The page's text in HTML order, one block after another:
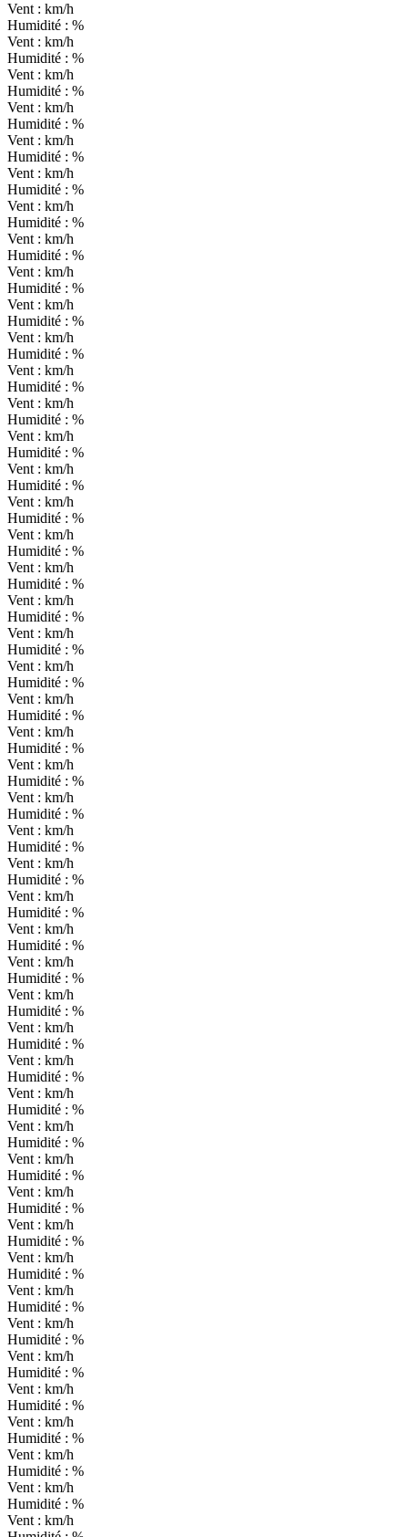
Vent : km/h
Humidité : %
Vent : km/h
Humidité : %
Vent : km/h
Humidité : %
Vent : km/h
Humidité : %
Vent : km/h
Humidité : %
Vent : km/h
Humidité : %
Vent : km/h
Humidité : %
Vent : km/h
Humidité : %
Vent : km/h
Humidité : %
Vent : km/h
Humidité : %
Vent : km/h
Humidité : %
Vent : km/h
Humidité : %
Vent : km/h
Humidité : %
Vent : km/h
Humidité : %
Vent : km/h
Humidité : %
Vent : km/h
Humidité : %
Vent : km/h
Humidité : %
Vent : km/h
Humidité : %
Vent : km/h
Humidité : %
Vent : km/h
Humidité : %
Vent : km/h
Humidité : %
Vent : km/h
Humidité : %
Vent : km/h
Humidité : %
Vent : km/h
Humidité : %
Vent : km/h
Humidité : %
Vent : km/h
Humidité : %
Vent : km/h
Humidité : %
Vent : km/h
Humidité : %
Vent : km/h
Humidité : %
Vent : km/h
Humidité : %
Vent : km/h
Humidité : %
Vent : km/h
Humidité : %
Vent : km/h
Humidité : %
Vent : km/h
Humidité : %
Vent : km/h
Humidité : %
Vent : km/h
Humidité : %
Vent : km/h
Humidité : %
Vent : km/h
Humidité : %
Vent : km/h
Humidité : %
Vent : km/h
Humidité : %
Vent : km/h
Humidité : %
Vent : km/h
Humidité : %
Vent : km/h
Humidité : %
Vent : km/h
Humidité : %
Vent : km/h
Humidité : %
Vent : km/h
Humidité : %
Vent : km/h